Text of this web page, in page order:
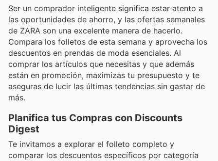
Ser un comprador inteligente significa estar atento a
las oportunidades de ahorro, y las ofertas semanales
de ZARA son una excelente manera de hacerlo.
Compara los folletos de esta semana y aprovecha los
descuentos en prendas de moda esenciales. Al
comprar los artículos que necesitas y que además
están en promoción, maximizas tu presupuesto y te
aseguras de lucir las últimas tendencias sin gastar de
más.
Planifica tus Compras con Discounts
Digest
Te invitamos a explorar el folleto completo y
comparar los descuentos específicos por categoría